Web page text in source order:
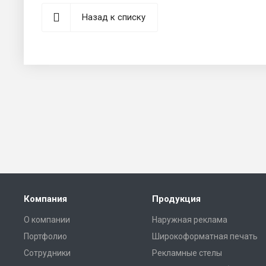
Назад к списку
Компания
О компании
Портфолио
Сотрудники
Продукция
Наружная реклама
Широкоформатная печать
Рекламные стелы